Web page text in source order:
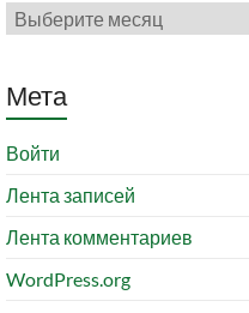
Архивы
Мета
Войти
Лента записей
Лента комментариев
WordPress.org